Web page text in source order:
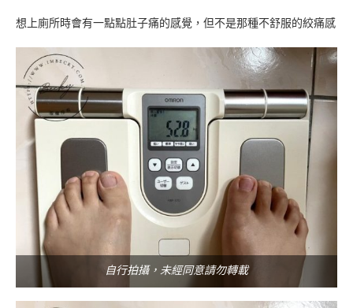
想上廁所時會有一點點肚子痛的感覺，但不是那種不舒服的絞痛感
自行拍攝，未經同意請勿轉載